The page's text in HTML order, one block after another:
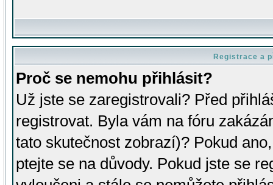
Registrace a
Proč se nemohu přihlásit?
Už jste se zaregistrovali? Před
registrovat. Byla vám na fóru
tato skutečnost zobrazí)? Pokud
ptejte se na důvody. Pokud jste se